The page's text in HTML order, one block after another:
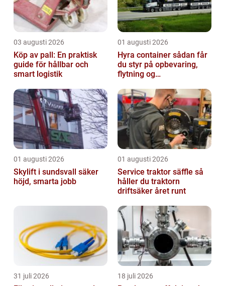
03 augusti 2026
Köp av pall: En praktisk
guide för hållbar och
smart logistik
01 augusti 2026
Hyra container sådan får
du styr på opbevaring,
flytning og
01 augusti 2026
Skylift i sundsvall säker
höjd, smarta jobb
01 augusti 2026
Service traktor säffle så
håller du traktorn
driftsäker året runt
31 juli 2026 18 juli 2026